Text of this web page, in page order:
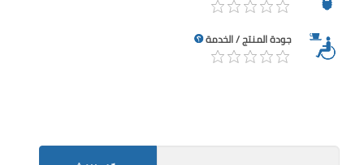
جودة المنتج / الخدمة